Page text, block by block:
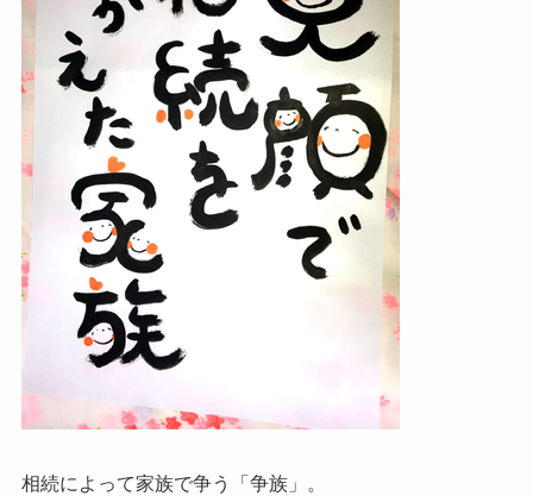
相続によって家族で争う「争族」。